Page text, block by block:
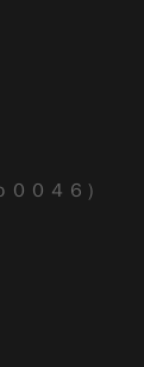
０４６）